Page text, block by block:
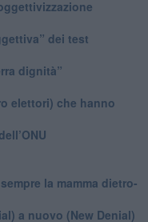
dei test
dignità”
elettori) che hanno
la mamma dietro-
a nuovo (New Denial)